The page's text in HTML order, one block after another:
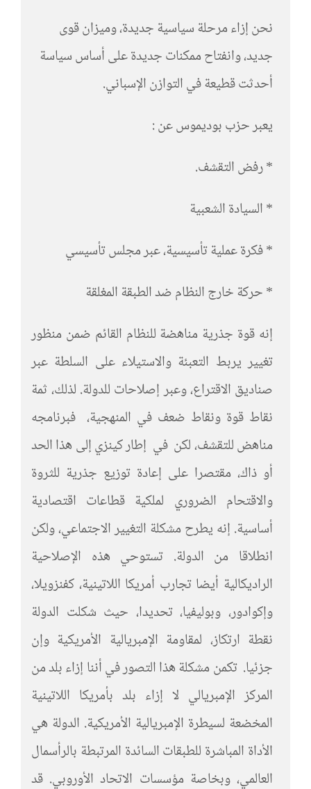
نحن إزاء مرحلة سياسية جديدة، وميزان قوى
جديد، وانفتاح ممكنات جديدة على أساس سياسة
أحدثت قطيعة في التوازن الإسباني.
يعبر حزب بوديموس عن :
* رفض التقشف.
* السيادة الشعبية
* فكرة عملية تأسيسية، عبر مجلس تأسيسي
* حركة خارج النظام ضد الطبقة المغلقة
إنه قوة جذرية مناهضة للنظام القائم ضمن منظور
تغيير يربط التعبئة والاستيلاء على السلطة عبر
صناديق الاقتراع، وعبر إصلاحات للدولة. لذلك، ثمة
نقاط قوة ونقاط ضعف في المنهجية، فبرنامجه
مناهض للتقشف، لكن في إطار كينزي إلى هذا الحد
أو ذاك، مقتصرا على إعادة توزيع جذرية للثروة
والاقتحام الضروري لملكية قطاعات اقتصادية
أساسية. إنه يطرح مشكلة التغيير الاجتماعي، ولكن
انطلاقا من الدولة. تستوحي هذه الإصلاحية
الراديكالية أيضا تجارب أمريكا اللاتينية، كفنزويلا،
وإكوادور، وبوليفيا، تحديدا، حيث شكلت الدولة
نقطة ارتكاز، لمقاومة الإمبريالية الأمريكية وإن
جزئيا. تكمن مشكلة هذا التصور في أننا إزاء بلد من
المركز الإمبريالي لا إزاء بلد بأمريكا اللاتينية
المخضعة لسيطرة الإمبريالية الأمريكية. الدولة هي
الأداة المباشرة للطبقات السائدة المرتبطة بالرأسمال
العالمي، وبخاصة مؤسسات الاتحاد الأوروبي. قد